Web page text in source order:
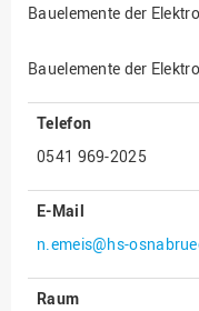
Finanzen
Forschung,
Drittmittel
Gebäude und Technik
Gesellschaftliches
Gleichstellungsbüro
Hochschulleitung
Hochschulplanung/-
Bauelemente der
Bauelemente der
Telefon
0541 969-2025
E-Mail
n.emeis@hs-
Raum